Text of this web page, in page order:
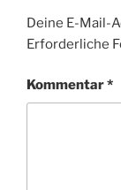
Deine E-Mail-
Erforderliche
Kommentar*